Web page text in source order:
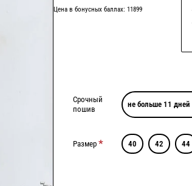
Цена в бонусных баллах: 11899
Срочный
пошив
не больше 11 дней
Размер 40 42 44